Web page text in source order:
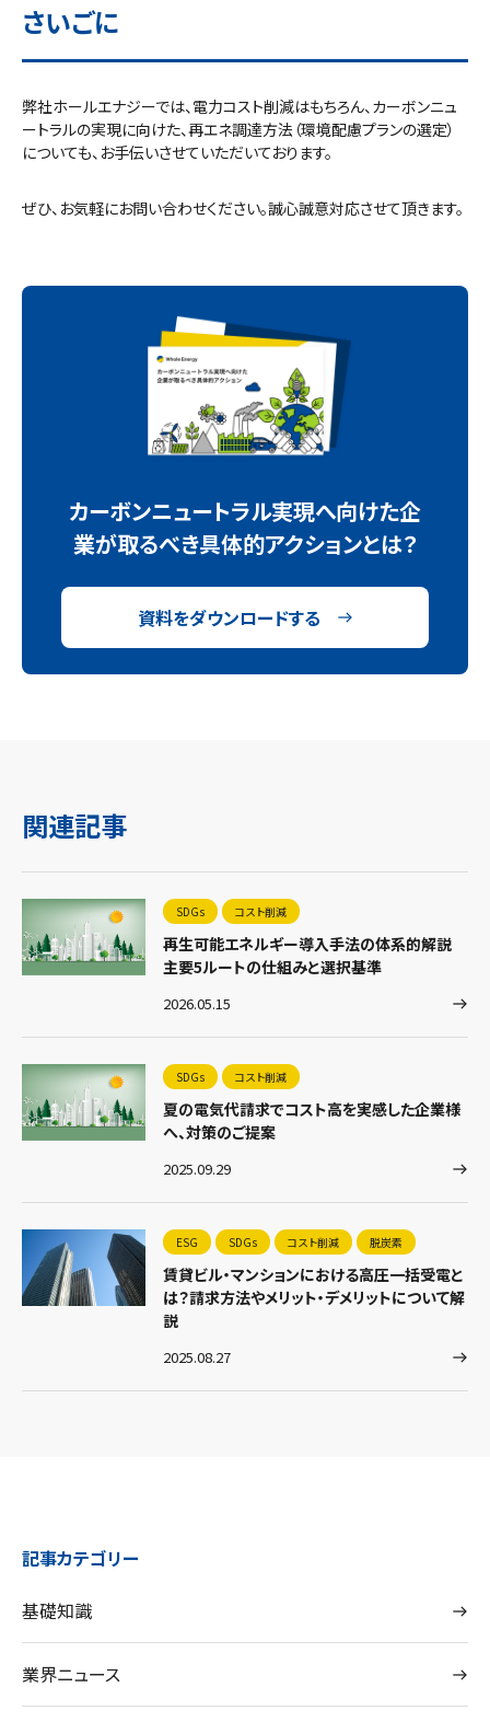
さいごに
弊社ホールエナジーでは、電力コスト削減はもちろん、カーボンニュ
ートラルの実現に向けた、再エネ調達方法（環境配慮プランの選定）
についても、お手伝いさせていただいております。
ぜひ、お気軽にお問い合わせください。誠心誠意対応させて頂きます。
カーボンニュートラル実現へ向けた企
業が取るべき具体的アクションとは？
資料をダウンロードする
関連記事
SDGs コスト削減
再生可能エネルギー導入手法の体系的解説
主要5ルートの仕組みと選択基準
2026.05.15
SDGs コスト削減
夏の電気代請求でコスト高を実感した企業様
へ、対策のご提案
2025.09.29
ESG SDGs コスト削減 脱炭素
賃貸ビル・マンションにおける高圧一括受電と
は？請求方法やメリット・デメリットについて解
説
2025.08.27
記事カテゴリー
基礎知識
業界ニュース